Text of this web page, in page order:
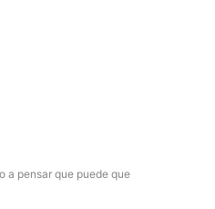
a pensar que puede que